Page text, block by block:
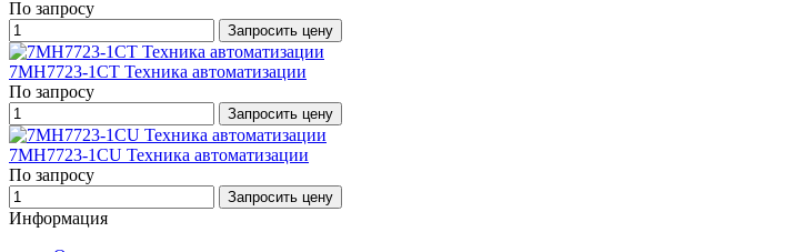
По запросу
Запросить цену
7MH7723-1CT Техника автоматизации
По запросу
Запросить цену
7MH7723-1CU Техника автоматизации
По запросу
Запросить цену
Информация